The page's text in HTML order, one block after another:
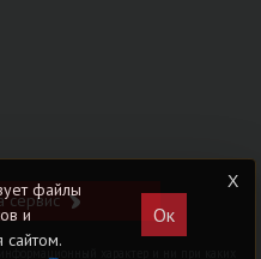
сервис
характер и ни при каких
файлы
и
сайтом.
Ок